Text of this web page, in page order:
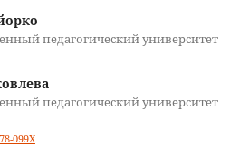
педагогический университет
педагогический университет
099X